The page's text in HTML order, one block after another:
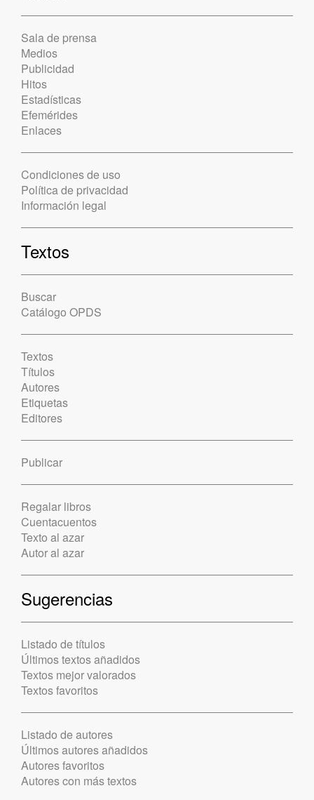
Sala de prensa
Medios
Publicidad
Hitos
Estadísticas
Efemérides
Enlaces
Condiciones de uso
Política de privacidad
Información legal
Textos
Buscar
Catálogo OPDS
Textos
Títulos
Autores
Etiquetas
Editores
Publicar
Regalar libros
Cuentacuentos
Texto al azar
Autor al azar
Sugerencias
Listado de títulos
Últimos textos añadidos
Textos mejor valorados
Textos favoritos
Listado de autores
Últimos autores añadidos
Autores favoritos
Autores con más textos